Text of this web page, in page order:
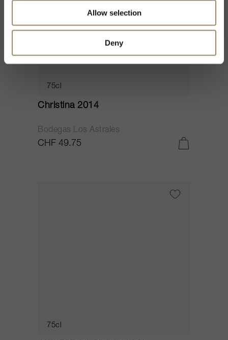
Allow selection
Deny
75cl
Christina 2014
Bodegas Los Astrales
CHF 49.75
75cl